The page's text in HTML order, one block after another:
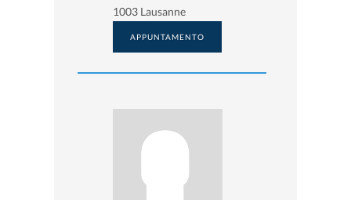
1003 Lausanne
APPUNTAMENTO